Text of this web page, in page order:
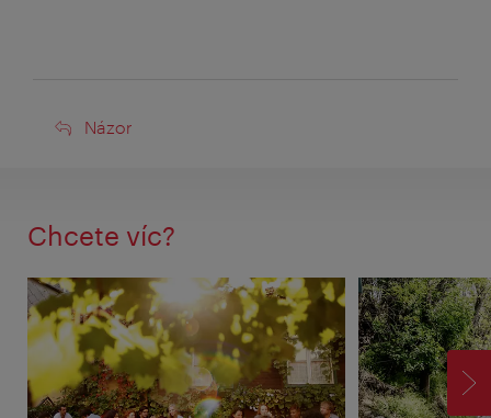
Názor
Názor
Chcete víc?